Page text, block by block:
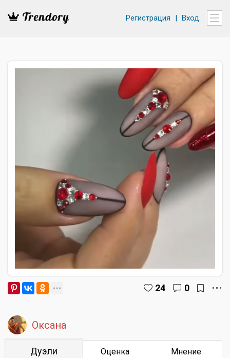
Регистрация | Вход
24 0
Оксана
Дуэли Оценка Мнение